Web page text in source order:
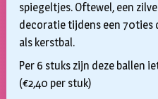
spiegeltjes. Oftewel, een
decoratie tijdens een 70ties
als kerstbal.
Per 6 stuks zijn deze ballen
(€2,40 per stuk)